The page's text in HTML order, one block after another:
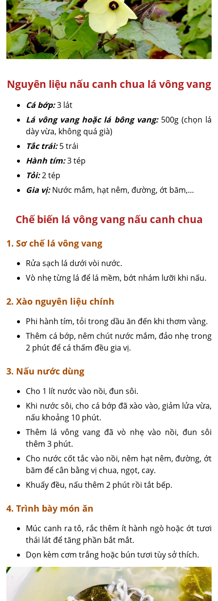
Nguyên liệu nấu canh chua lá vông vang
Cá bớp:3 lát
Lá vông vang hoặc lá bông vang:500g (chọn lá
dày vừa, không quá già)
Tắc trái:5 trái
Hành tím:3 tép
Tỏi:2 tép
Gia vị:Nước mắm, hạt nêm, đường, ớt băm,…
Chế biến lá vông vang nấu canh chua
1. Sơ chế lá vông vang
Rửa sạch lá dưới vòi nước.
Vò nhẹ từng lá để lá mềm, bớt nhám lưỡi khi nấu.
2. Xào nguyên liệu chính
Phi hành tím, tỏi trong dầu ăn đến khi thơm vàng.
Thêm cá bớp, nêm chút nước mắm, đảo nhẹ trong
2 phút để cá thấm đều gia vị.
3. Nấu nước dùng
Cho 1 lít nước vào nồi, đun sôi.
Khi nước sôi, cho cá bớp đã xào vào, giảm lửa vừa,
nấu khoảng 10 phút.
Thêm lá vông vang đã vò nhẹ vào nồi, đun sôi
thêm 3 phút.
Cho nước cốt tắc vào nồi, nêm hạt nêm, đường, ớt
băm để cân bằng vị chua, ngọt, cay.
Khuấy đều, nấu thêm 2 phút rồi tắt bếp.
4. Trình bày món ăn
Múc canh ra tô, rắc thêm ít hành ngò hoặc ớt tươi
thái lát để tăng phần bắt mắt.
Dọn kèm cơm trắng hoặc bún tươi tùy sở thích.